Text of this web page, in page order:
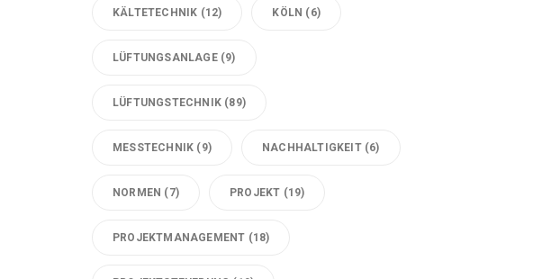
KÄLTETECHNIK (12) KÖLN (6)
LÜFTUNGSANLAGE(9)
LÜFTUNGSTECHNIK (89)
MESSTECHNIK (9) NACHHALTIGKEIT(6)
NORMEN (7) PROJEKT (19)
PROJEKTMANAGEMENT (18)